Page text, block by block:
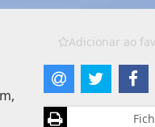
Adicionar ao